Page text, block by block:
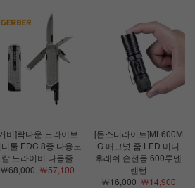
버]락다운 드라이브
티툴 EDC 8종 다용도
칼 드라이버 다듬줄
￦68,000￦57,100
[몬스터라이트]ML600M
G 매그넛 줌 LED 미니
후레쉬 손전등 600루멘
랜턴
￦16,000￦14,900